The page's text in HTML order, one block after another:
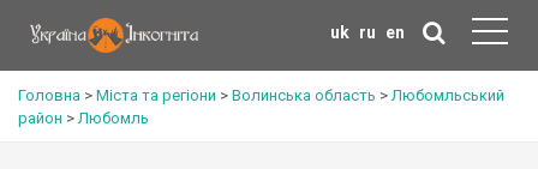
uk ru en
Головна > Міста та регіони > Волинська область >Любомльський
район >Любомль